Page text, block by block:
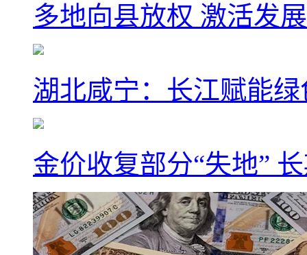
多地向县放权 激活发
湖北咸宁：长江赋能
金价收复部分“失地”